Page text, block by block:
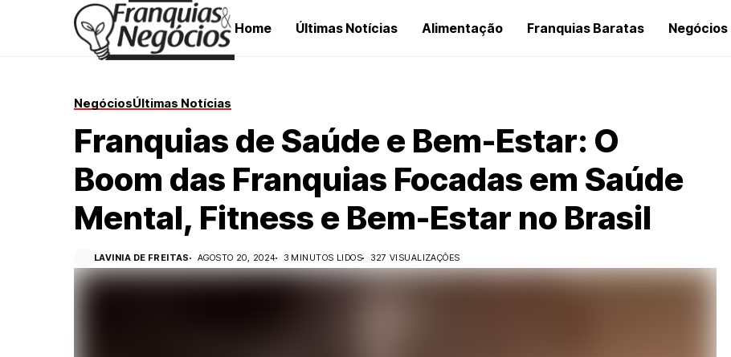
Home Últimas Notícias Alimentação Franquias Baratas Negócios
NegóciosÚltimas Notícias
Franquias de Saúde e Bem-Estar: O
Boom das Franquias Focadas em Saúde
Mental, Fitness e Bem-Estar no Brasil
LAVINIA DE FREITAS AGOSTO 20, 2024 3 MINUTOS LIDOS 327 VISUALIZAÇÕES